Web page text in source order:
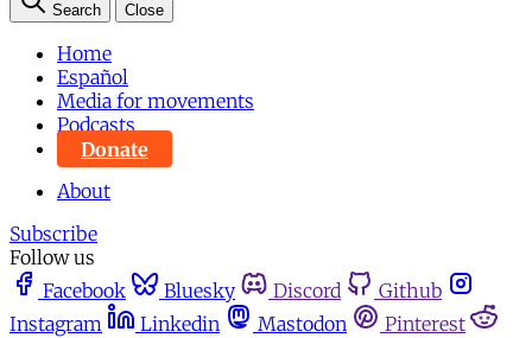
Search Close
Home
Español
Media for movements
Podcasts
Donate
About
Subscribe
Follow us
Facebook
Bluesky Discord
Github
Instagram
Linkedin Mastodon
Pinterest